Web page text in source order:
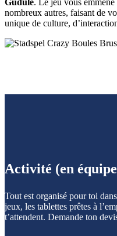
nombreux autres, faisant de
unique de culture,
Activité (en
Tout est organisé pour toi
jeux, les tablettes prêtes à
t’attendent. Demande ton